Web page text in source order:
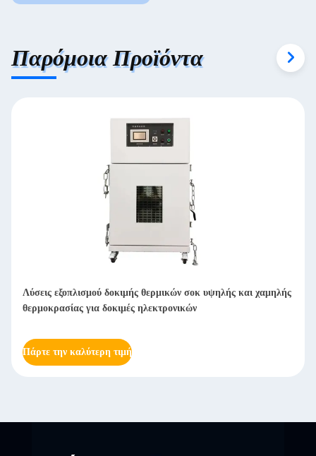
Παρόμοια Προϊόντα
Λύσεις εξοπλισμού δοκιμής θερμικών σοκ υψηλής και χαμηλής
θερμοκρασίας για δοκιμές ηλεκτρονικών
Πάρτε την καλύτερη τιμή